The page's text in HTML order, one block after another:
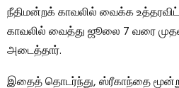
நீதிமன்றக் காவலில் வைக்க
காவலில் வைத்து ஜூலை 7 வரை முதல்
அடைத்தார்.
இதைத் தொடர்ந்து, ஸ்ரீகாந்தை